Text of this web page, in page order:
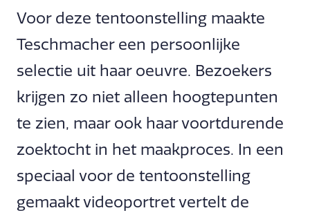
Voor deze tentoonstelling maakte
Teschmacher een persoonlijke
selectie uit haar oeuvre. Bezoekers
krijgen zo niet alleen hoogtepunten
te zien, maar ook haar voortdurende
zoektocht in het maakproces. In een
speciaal voor de tentoonstelling
gemaakt videoportret vertelt de